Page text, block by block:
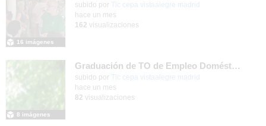
subido por Tic cepa vistaalegre madrid
16 imágenes
hace un mes
162 visualizaciones
Graduación de TO de Empleo Doméstico
subido por Tic cepa vistaalegre madrid
8 imágenes
hace un mes
82 visualizaciones